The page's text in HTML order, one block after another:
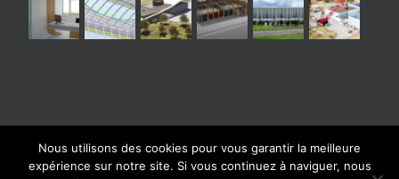
© Aplicit 2020 | Tous droits réservés
Nous utilisons des cookies pour vous garantir la meilleure
expérience sur notre site. Si vous continuez à naviguer, nous